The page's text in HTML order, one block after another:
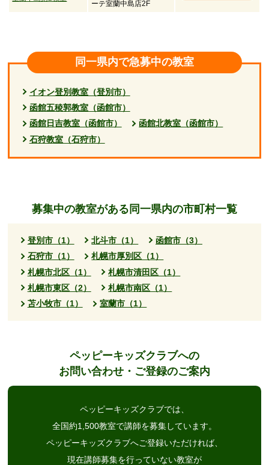
ーテ室蘭中島店2F
同一県内で急募中の教室
イオン登別教室（登別市）
函館五稜郭教室（函館市）
函館日吉教室（函館市）
函館北教室（函館市）
石狩教室（石狩市）
募集中の教室がある同一県内の市町村一覧
登別市（1） 北斗市（1）
函館市（3）
石狩市（1）
札幌市厚別区（1）
札幌市北区（1）
札幌市清田区（1）
札幌市東区（2）
札幌市南区（1）
苫小牧市（1）
室蘭市（1）
ペッピーキッズクラブへの
お問い合わせ・ご登録のご案内
ペッピーキッズクラブでは、
全国約1,500教室で講師を募集しています。
ペッピーキッズクラブへご登録いただければ、
現在講師募集を行っていない教室が